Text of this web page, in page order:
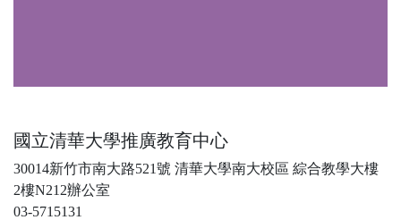
國立清華大學推廣教育中心
30014新竹市南大路521號 清華大學南大校區 綜合教學大樓
2樓N212辦公室
03-5715131